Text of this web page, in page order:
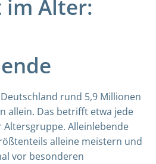
im Alter:
rund 5,9 Millionen
allein. Das betrifft etwa jede
Alleinlebende
alleine meistern und
vor besonderen